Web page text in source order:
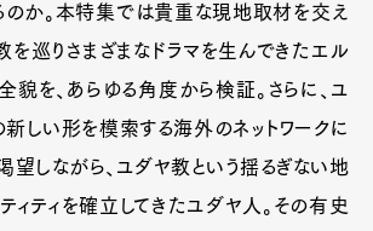
のか。本特集では貴重な現地取材を交え
を巡りさまざまなドラマを生んできたエル
貌を、あらゆる角度から検証。さらに、ユ
新しい形を模索する海外のネットワークに
渇望しながら、ユダヤ教という揺るぎない地
ィティを確立してきたユダヤ人。その有史